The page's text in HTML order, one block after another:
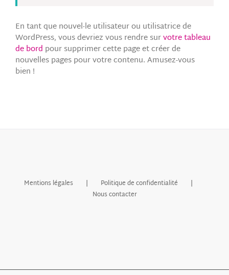
En tant que nouvel·le utilisateur ou utilisatrice de
WordPress, vous devriez vous rendre survotre tableau
de bord pour supprimer cette page et créer de
nouvelles pages pour votre contenu. Amusez-vous
bien !
Mentions légales
Politique de confidentialité
Nous contacter